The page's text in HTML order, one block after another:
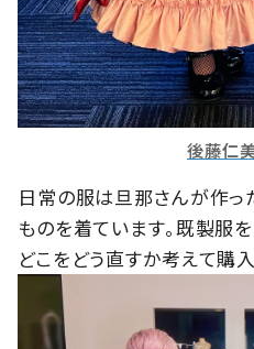
後藤仁
日常の服は旦那さんが作っ
ものを着ています。既製服
どこをどう直すか考えて購